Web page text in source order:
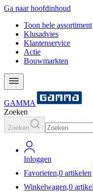
Ga naar hoofdinhoud
Toon hele assortiment
Klusadvies
Klantenservice
Actie
Bouwmarkten
GAMMA
Zoeken
Zoeken
Inloggen
Favorieten,0 artikelen
Winkelwagen,0